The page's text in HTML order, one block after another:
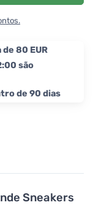
Sneakers
80 EUR
são
de 90 dias